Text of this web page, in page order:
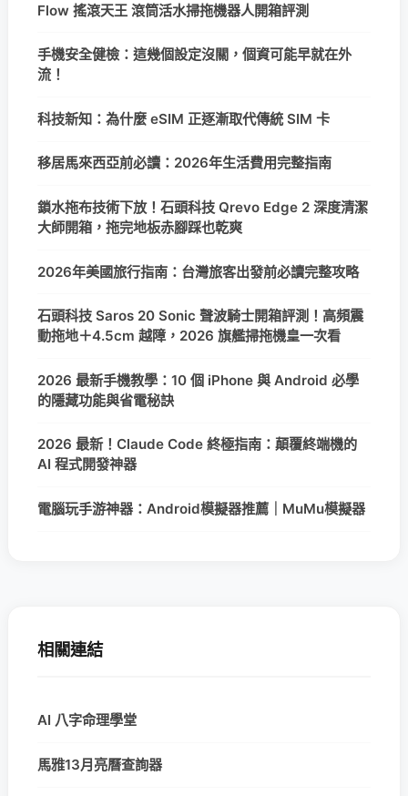
Flow 搖滾天王 滾筒活水掃拖機器人開箱評測
手機安全健檢：這幾個設定沒關，個資可能早就在外
流！
科技新知：為什麼 eSIM 正逐漸取代傳統 SIM 卡
移居馬來西亞前必讀：2026年生活費用完整指南
鎖水拖布技術下放！石頭科技 Qrevo Edge 2 深度清潔
大師開箱，拖完地板赤腳踩也乾爽
2026年美國旅行指南：台灣旅客出發前必讀完整攻略
石頭科技 Saros 20 Sonic 聲波騎士開箱評測！高頻震
動拖地＋4.5cm 越障，2026 旗艦掃拖機皇一次看
2026 最新手機教學：10 個 iPhone 與 Android 必學
的隱藏功能與省電秘訣
2026 最新！Claude Code 終極指南：顛覆終端機的
AI 程式開發神器
電腦玩手游神器：Android模擬器推薦｜MuMu模擬器
相關連結
AI 八字命理學堂
馬雅13月亮曆查詢器